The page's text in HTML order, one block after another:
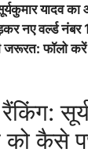
यादव
नए वर्ल्ड
जरूरत: फॉलो
को कैसे